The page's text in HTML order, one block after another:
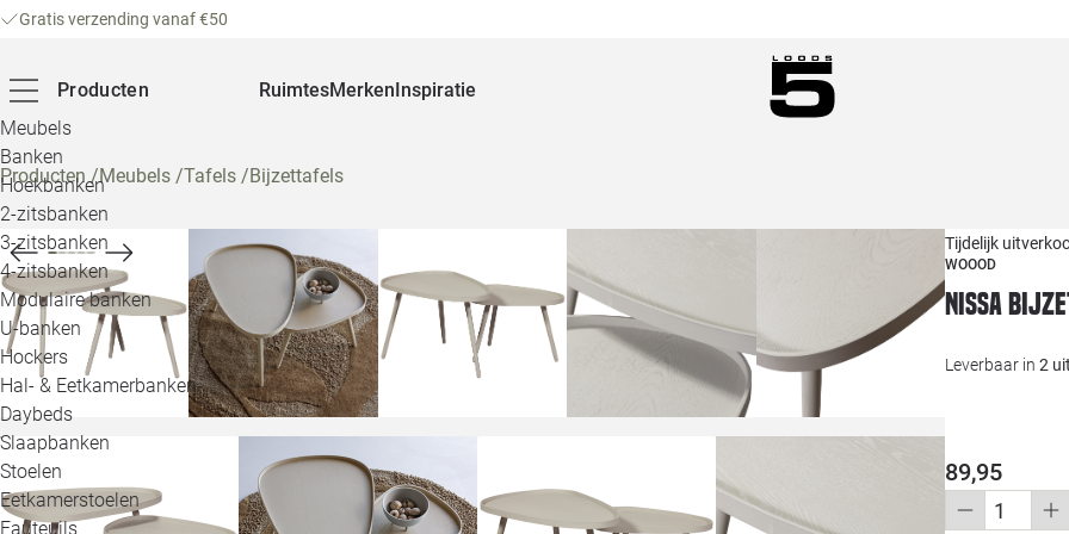
Gratis verzending vanaf €50
Producten
Meubels
Banken
Hoekbanken
2-zitsbanken
3-zitsbanken
4-zitsbanken
Modulaire banken
U-banken
Hockers
Hal- & Eetkamerbanken
Daybeds
Slaapbanken
Stoelen
Eetkamerstoelen
Fauteuils
RuimtesMerkenInspiratie
Producten/Meubels /Tafels /Bijzettafels
Tijdelijk
WOOOD
Nissa
Leverbaar in 2
89,95